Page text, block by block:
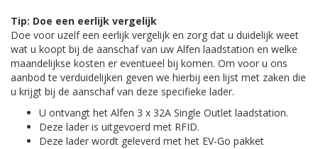
Tip: Doe een eerlijk vergelijk
Doe voor uzelf een eerlijk vergelijk en zorg dat u duidelijk weet
wat u koopt bij de aanschaf van uw Alfen laadstation en welke
maandelijkse kosten er eventueel bij komen. Om voor u ons
aanbod te verduidelijken geven we hierbij een lijst met zaken die
u krijgt bij de aanschaf van deze specifieke lader.
U ontvangt het Alfen 3 x 32A Single Outlet laadstation.
Deze lader is uitgevoerd met RFID.
Deze lader wordt geleverd met het EV-Go pakket